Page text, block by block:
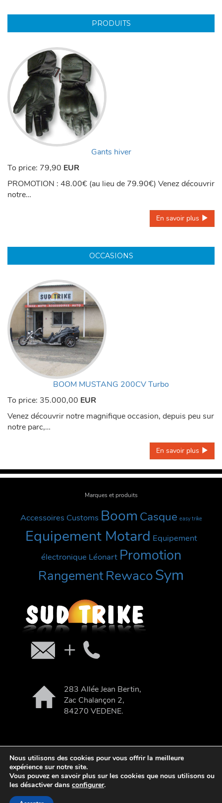
PRODUITS
Gants hiver
To price: 79,90 EUR
PROMOTION : 48.00€ (au lieu de 79.90€) Venez découvrir
notre…
En savoir plus
OCCASIONS
BOOM MUSTANG 200CV Turbo
To price: 35.000,00 EUR
Venez découvrir notre magnifique occasion, depuis peu sur
notre parc,…
En savoir plus
Marques et produits
Accessoires Customs Boom Casque easy trike
Equipement Motard Equipement
électronique Léonart Promotion
RangementRewacoSym
283 Allée Jean Bertin,
Zac Chalançon 2,
84270 VEDENE.
| webdesign : Adgence
Nous utilisons des cookies pour vous offrir la meilleure
expérience sur notre site.
Vous pouvez en savoir plus sur les cookies que nous utilisons ou
les désactiver dans configurer.